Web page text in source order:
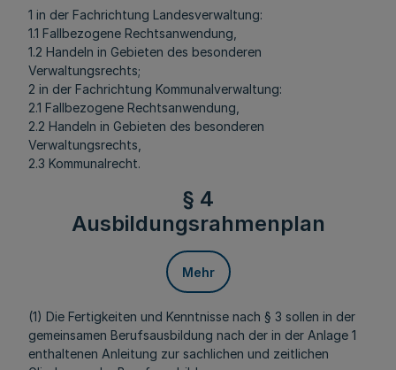
1 in der Fachrichtung Landesverwaltung:
1.1 Fallbezogene Rechtsanwendung,
1.2 Handeln in Gebieten des besonderen
Verwaltungsrechts;
2 in der Fachrichtung Kommunalverwaltung:
2.1 Fallbezogene Rechtsanwendung,
2.2 Handeln in Gebieten des besonderen
Verwaltungsrechts,
2.3 Kommunalrecht.
§ 4
Ausbildungsrahmenplan
Mehr
(1) Die Fertigkeiten und Kenntnisse nach § 3 sollen in der
gemeinsamen Berufsausbildung nach der in der Anlage 1
enthaltenen Anleitung zur sachlichen und zeitlichen